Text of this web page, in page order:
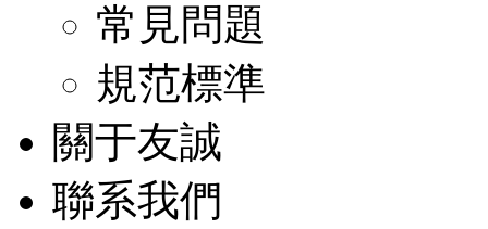
常見問題
規范標準
關于友誠
聯系我們